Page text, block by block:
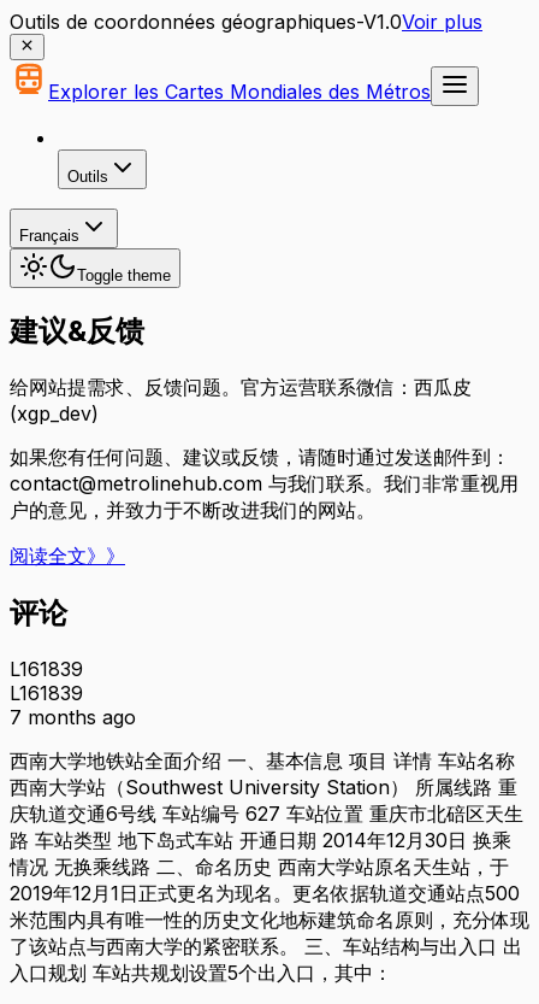
Outils de coordonnées géographiques-V1.0Voir plus
Explorer les Cartes Mondiales des Métros
Outils
Français
Toggle theme
建议&反馈
给网站提需求、反馈问题。官方运营联系微信：西瓜皮
(xgp_dev)
如果您有任何问题、建议或反馈，请随时通过发送邮件到：
contact@metrolinehub.com 与我们联系。我们非常重视用
户的意见，并致力于不断改进我们的网站。
阅读全文》》
评论
L161839
L161839
7 months ago
西南大学地铁站全面介绍 一、基本信息 项目 详情 车站名称
西南大学站（Southwest University Station） 所属线路 重
庆轨道交通6号线 车站编号 627 车站位置 重庆市北碚区天生
路 车站类型 地下岛式车站 开通日期 2014年12月30日 换乘
情况 无换乘线路 二、命名历史 西南大学站原名天生站，于
2019年12月1日正式更名为现名。更名依据轨道交通站点500
米范围内具有唯一性的历史文化地标建筑命名原则，充分体现
了该站点与西南大学的紧密联系。 三、车站结构与出入口 出
入口规划 车站共规划设置5个出入口，其中：